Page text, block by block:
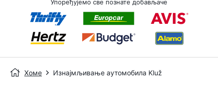
Упоређујемо све познате добављаче
Хоме Изнајмљивање аутомобила Kluž